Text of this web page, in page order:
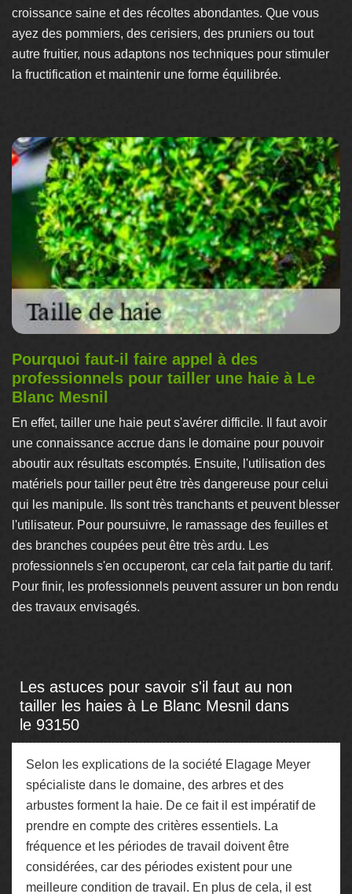
croissance saine et des récoltes abondantes. Que vous
ayez des pommiers, des cerisiers, des pruniers ou tout
autre fruitier, nous adaptons nos techniques pour stimuler
la fructification et maintenir une forme équilibrée.
Pourquoi faut-il faire appel à des
professionnels pour tailler une haie à Le
Blanc Mesnil
En effet, tailler une haie peut s'avérer difficile. Il faut avoir
une connaissance accrue dans le domaine pour pouvoir
aboutir aux résultats escomptés. Ensuite, l'utilisation des
matériels pour tailler peut être très dangereuse pour celui
qui les manipule. Ils sont très tranchants et peuvent blesser
l'utilisateur. Pour poursuivre, le ramassage des feuilles et
des branches coupées peut être très ardu. Les
professionnels s'en occuperont, car cela fait partie du tarif.
Pour finir, les professionnels peuvent assurer un bon rendu
des travaux envisagés.
Les astuces pour savoir s'il faut au non
tailler les haies à Le Blanc Mesnil dans
le 93150
Selon les explications de la société Elagage Meyer
spécialiste dans le domaine, des arbres et des
arbustes forment la haie. De ce fait il est impératif de
prendre en compte des critères essentiels. La
fréquence et les périodes de travail doivent être
considérées, car des périodes existent pour une
meilleure condition de travail. En plus de cela, il est